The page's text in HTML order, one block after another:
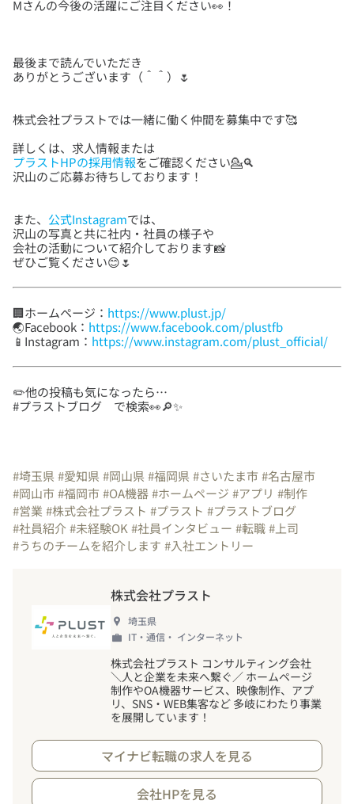
最後まで読んでいただき
プラストHPの採用情報をご確認ください💁‍🔍
また、 公式Instagramでは、
沢山の写真と共に社内・社員の様子や
会社の活動について紹介しております📸
ぜひご覧ください😊🌷
🏢ホームページ： https://www.plust.jp/
🌏Facebook： https://www.facebook.com/plustfb
📱Instagram： https://www.instagram.com/plust_official/
✏️他の投稿も気になったら…
#プラストブログ で検索👀🔎✨
#埼玉県#愛知県#岡山県#福岡県#さいたま市 #名古屋市
#岡山市 #福岡市 #OA機器#ホームページ #アプリ #制作
#営業 #株式会社プラスト #プラスト #プラストブログ
#社員紹介#未経験OK #社員インタビュー #転職#上司
#うちのチームを紹介します #入社エントリー
株式会社プラスト
埼玉県
IT・通信・ インターネット
株式会社プラスト コンサルティング会社
＼人と企業を未来へ繋ぐ／ ホームページ
制作やOA機器サービス、映像制作、アプ
リ、SNS・WEB集客など 多岐にわたり事業
を展開しています ！
マイナビ転職の求人を見る
会社HPを見る